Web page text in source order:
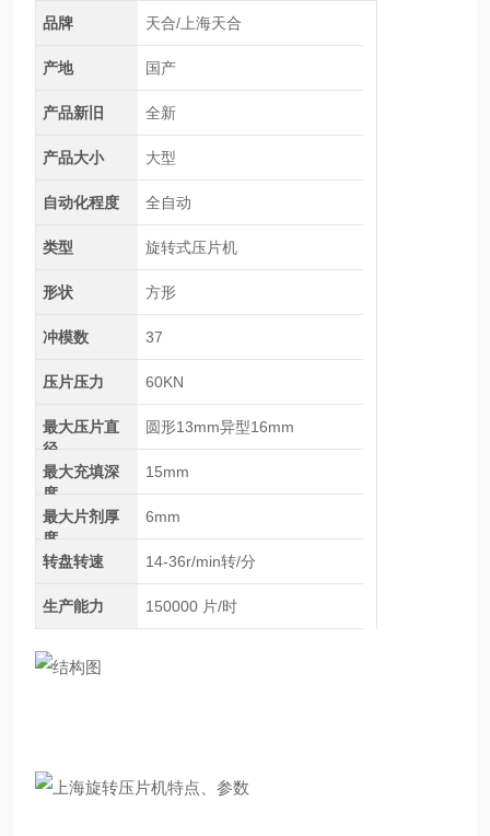
品牌 天合/上海天合
产地 国产
产品新旧 全新
产品大小 大型
自动化程度 全自动
类型 旋转式压片机
形状 方形
冲模数 37
压片压力 60KN
最大压片直
径
圆形13mm异型16mm
最大充填深
度
15mm
最大片剂厚
度
6mm
转盘转速 14-36r/min转/分
生产能力 150000 片/时